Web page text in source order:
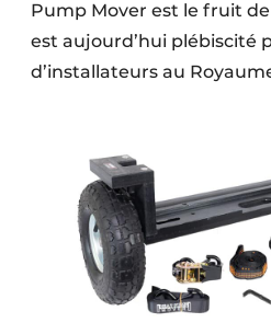
Pump Mover est le fruit
est aujourd’hui plébiscité
d’installateurs au